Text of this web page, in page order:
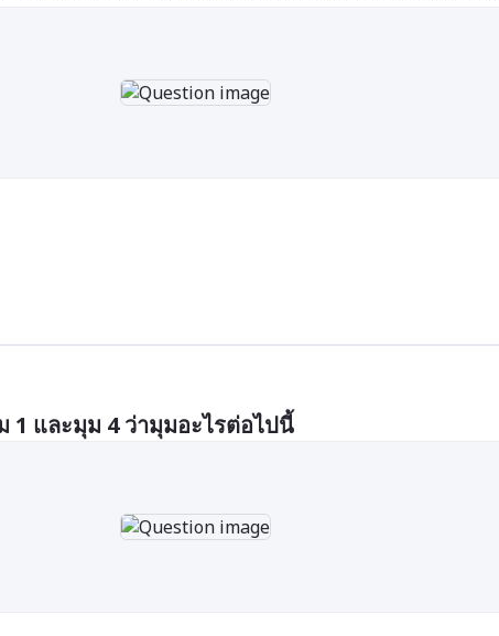
1 และมุม 4 ว่ามุมอะไรต่อไปนี้